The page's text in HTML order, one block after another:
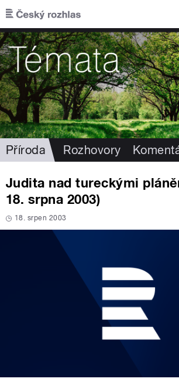
Přejít k hlavnímu obsahu
Příroda Rozhovory
Judita nad tureckými
18. srpna 2003)
18. srpen 2003